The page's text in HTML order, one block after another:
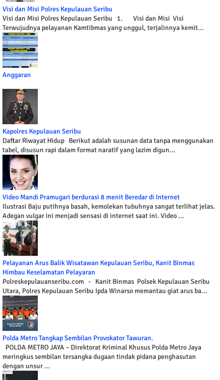
Visi dan Misi Polres Kepulauan Seribu
Visi dan Misi Polres Kepulauan Seribu 1. Visi dan Misi Visi
Terwujudnya pelayanan Kamtibmas yang unggul, terjalinnya kemit...
Anggaran
Kapolres Kepulauan Seribu
Daftar Riwayat Hidup Berikut adalah susunan data tanpa menggunakan
tabel, disusun rapi dalam format naratif yang lazim digun...
Video Mandi Pramugari berdurasi 8 menit Beredar di Internet
Ilustrasi Baju putihnya basah, kemolekan tubuhnya sangat terlihat jelas.
Adegan vulgar ini menjadi sensasi di internet saat ini. Video ...
Pelayanan Arus Balik Wisatawan Kepulauan Seribu, Kanit Binmas
Himbau Keselamatan Pelayaran
Polreskepulauanseribu.com - Kanit Binmas Polsek Kepulauan Seribu
Utara, Polres Kepulauan Seribu Ipda Winarso memantau giat arus ba...
Polda Metro Tangkap Sembilan Provokator Tawuran.
POLDA METRO JAYA – Direktorat Kriminal Khusus Polda Metro Jaya
meringkus sembilan tersangka dugaan tindak pidana penghasutan
dengan unsur ...